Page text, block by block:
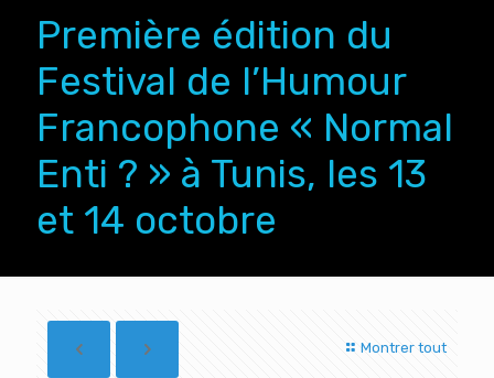
Première édition du
Festival de l’Humour
Francophone « Normal
Enti ? » à Tunis, les 13
et 14 octobre
Montrer tout